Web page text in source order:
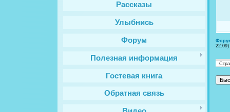
Рассказы
Улыбнись
Форум
Полезная информация
Гостевая книга
Обратная связь
22.09)